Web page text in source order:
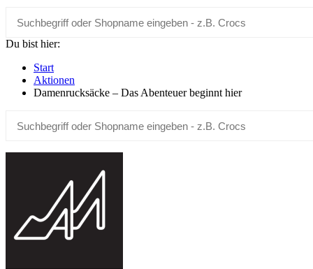
Du bist hier:
Start
Aktionen
Damenrucksäcke – Das Abenteuer beginnt hier